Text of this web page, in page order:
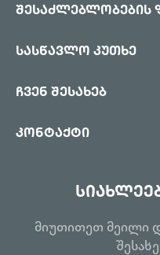
შესაძლებლობების
სასწავლო კუთხე
ჩვენ შესახებ
კონტაქტი
მიუთითეთ მეილი